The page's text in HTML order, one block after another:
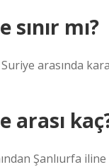
mı?
arasında
arası
Şanlıurfa